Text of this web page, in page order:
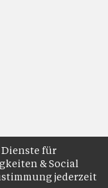
für
& Social
jederzeit